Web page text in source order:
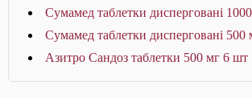
Сумамед таблетки дисперговані
Сумамед таблетки дисперговані 500
Азитро Сандоз таблетки 500 мг 6 шт